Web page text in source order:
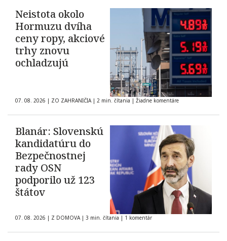
Neistota okolo
Hormuzu dvíha
ceny ropy, akciové
trhy znovu
ochladzujú
07. 08. 2026 | ZO ZAHRANIČIA | 2 min. čítania | Žiadne komentáre
Blanár: Slovenskú
kandidatúru do
Bezpečnostnej
rady OSN
podporilo už 123
štátov
07. 08. 2026 | Z DOMOVA | 3 min. čítania | 1 komentár